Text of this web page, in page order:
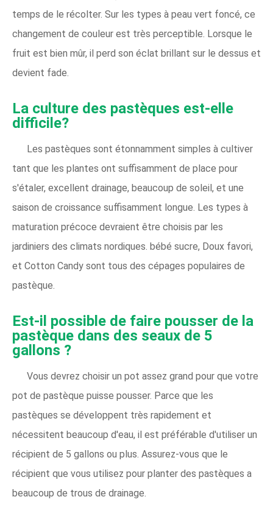
temps de le récolter. Sur les types à peau vert foncé, ce
changement de couleur est très perceptible. Lorsque le
fruit est bien mûr, il perd son éclat brillant sur le dessus et
devient fade.
La culture des pastèques est-elle
difficile?
Les pastèques sont étonnamment simples à cultiver
tant que les plantes ont suffisamment de place pour
s'étaler, excellent drainage, beaucoup de soleil, et une
saison de croissance suffisamment longue. Les types à
maturation précoce devraient être choisis par les
jardiniers des climats nordiques. bébé sucre, Doux favori,
et Cotton Candy sont tous des cépages populaires de
pastèque.
Est-il possible de faire pousser de la
pastèque dans des seaux de 5
gallons ?
Vous devrez choisir un pot assez grand pour que votre
pot de pastèque puisse pousser. Parce que les
pastèques se développent très rapidement et
nécessitent beaucoup d'eau, il est préférable d'utiliser un
récipient de 5 gallons ou plus. Assurez-vous que le
récipient que vous utilisez pour planter des pastèques a
beaucoup de trous de drainage.